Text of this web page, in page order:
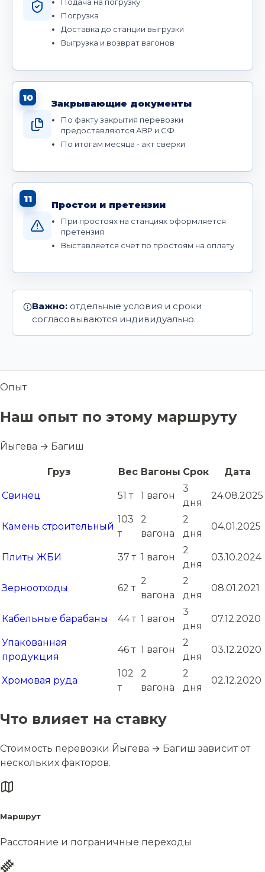
Подача на погрузку
Погрузка
Доставка до станции выгрузки
Выгрузка и возврат вагонов
10
Закрывающие документы
По факту закрытия перевозки
предоставляются АВР и СФ
По итогам месяца - акт сверки
11
Простои и претензии
При простоях на станциях оформляется
претензия
Выставляется счет по простоям на оплату
Важно: отдельные условия и сроки
согласовываются индивидуально.
Опыт
Наш опыт по этому маршруту
Йыгева → Багиш
Груз Вес Вагоны Срок Дата
Свинец 51 т 1 вагон
3
дня
24.08.2025
Камень строительный
103
т
2
вагона
2
дня
04.01.2025
Плиты ЖБИ 37 т 1 вагон
2
дня
03.10.2024
Зерноотходы 62 т
2
вагона
2
дня
08.01.2021
Кабельные барабаны 44 т 1 вагон
3
дня
07.12.2020
Упакованная
продукция
46 т 1 вагон
2
дня
03.12.2020
Хромовая руда
102
т
2
вагона
2
дня
02.12.2020
Что влияет на ставку
Стоимость перевозки Йыгева → Багиш зависит от
нескольких факторов.
Маршрут
Расстояние и пограничные переходы